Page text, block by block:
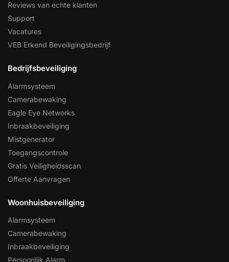
Reviews van echte klanten
Support
Vacatures
VEB Erkend Beveiligingsbedrijf
Bedrijfsbeveiliging
Alarmsysteem
Camerabewaking
Eagle Eye Networks
Inbraakbeveiliging
Mistgenerator
Toegangscontrole
Gratis Veiligheidsscan
Offerte Aanvragen
Woonhuisbeveiliging
Alarmsysteem
Camerabewaking
Inbraakbeveiliging
Persoonlijk Alarm